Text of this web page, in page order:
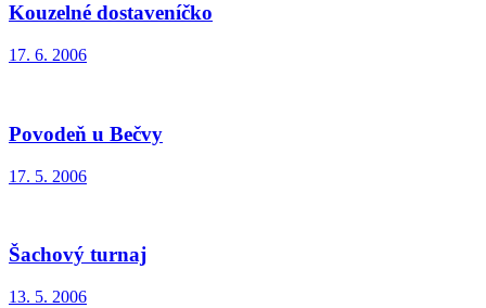
Kouzelné dostaveníčko
17. 6. 2006
Povodeň u Bečvy
17. 5. 2006
Šachový turnaj
13. 5. 2006